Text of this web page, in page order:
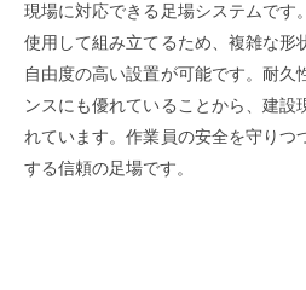
現場に対応できる足場システムです
使用して組み立てるため、複雑な形
自由度の高い設置が可能です。耐久
ンスにも優れていることから、建設
れています。作業員の安全を守りつ
する信頼の足場です。